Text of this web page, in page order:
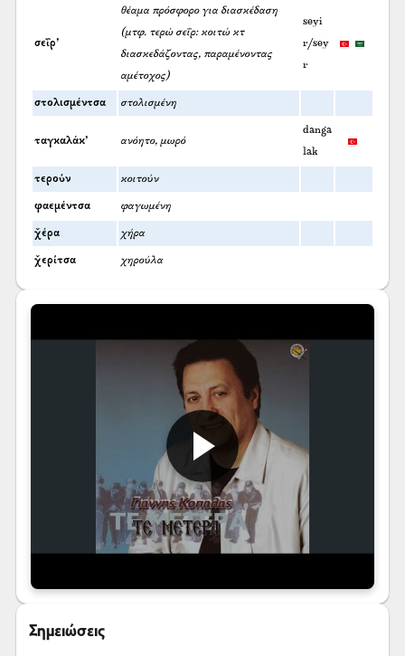
σεΐρ’
θέαμα πρόσφορο για διασκέδαση
(μτφ. τερώ σεΐρ: κοιτώ κτ
διασκεδάζοντας, παραμένοντας
αμέτοχος)
seyi
r/sey
r
στολισμέντσα στολισμένη
ταγκαλάκ’ ανόητο, μωρό
danga
lak
τερούν κοιτούν
φαεμέντσα φαγωμένη
χ̌έρα χήρα
χ̌ερίτσα χηρούλα
Σημειώσεις